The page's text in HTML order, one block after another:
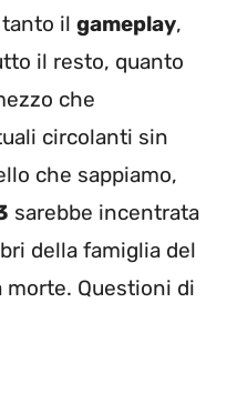
il gameplay,
il resto, quanto
che
circolanti sin
che sappiamo,
sarebbe incentrata
della famiglia del
morte. Questioni di